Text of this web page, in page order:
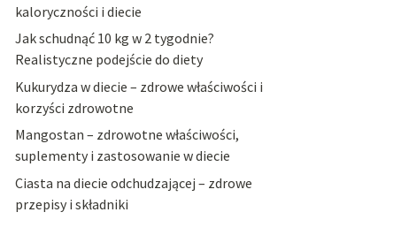
kaloryczności i diecie
Jak schudnąć 10 kg w 2 tygodnie?
Realistyczne podejście do diety
Kukurydza w diecie – zdrowe właściwości i
korzyści zdrowotne
Mangostan – zdrowotne właściwości,
suplementy i zastosowanie w diecie
Ciasta na diecie odchudzającej – zdrowe
przepisy i składniki